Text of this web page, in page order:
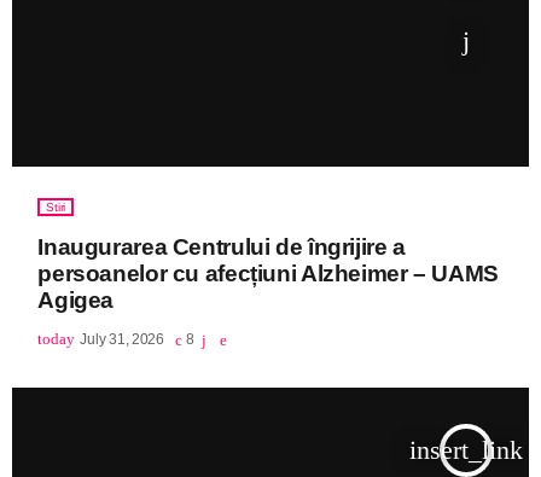
Stiri
Inaugurarea Centrului de îngrijire a
persoanelor cu afecțiuni Alzheimer – UAMS
Agigea
today July 31, 2026 8
insert_link